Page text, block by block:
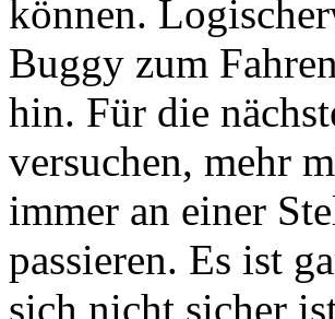
können.
Buggy zum
hin. Für die
versuchen, mehr
immer an einer
passieren. Es ist
sich nicht sicher